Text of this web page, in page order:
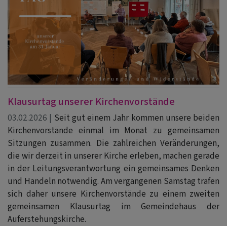
Klausurtag unserer Kirchenvorstände
03.02.2026 | Seit gut einem Jahr kommen unsere beiden
Kirchenvorstände einmal im Monat zu gemeinsamen
Sitzungen zusammen. Die zahlreichen Veränderungen,
die wir derzeit in unserer Kirche erleben, machen gerade
in der Leitungsverantwortung ein gemeinsames Denken
und Handeln notwendig. Am vergangenen Samstag trafen
sich daher unsere Kirchenvorstände zu einem zweiten
gemeinsamen Klausurtag im Gemeindehaus der
Auferstehungskirche.